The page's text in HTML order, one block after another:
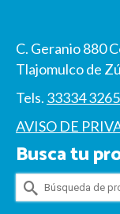
C. Geranio 880
Tlajomulco de
Tels. 33334
AVISO DE
Busca tu
Buscar
por: